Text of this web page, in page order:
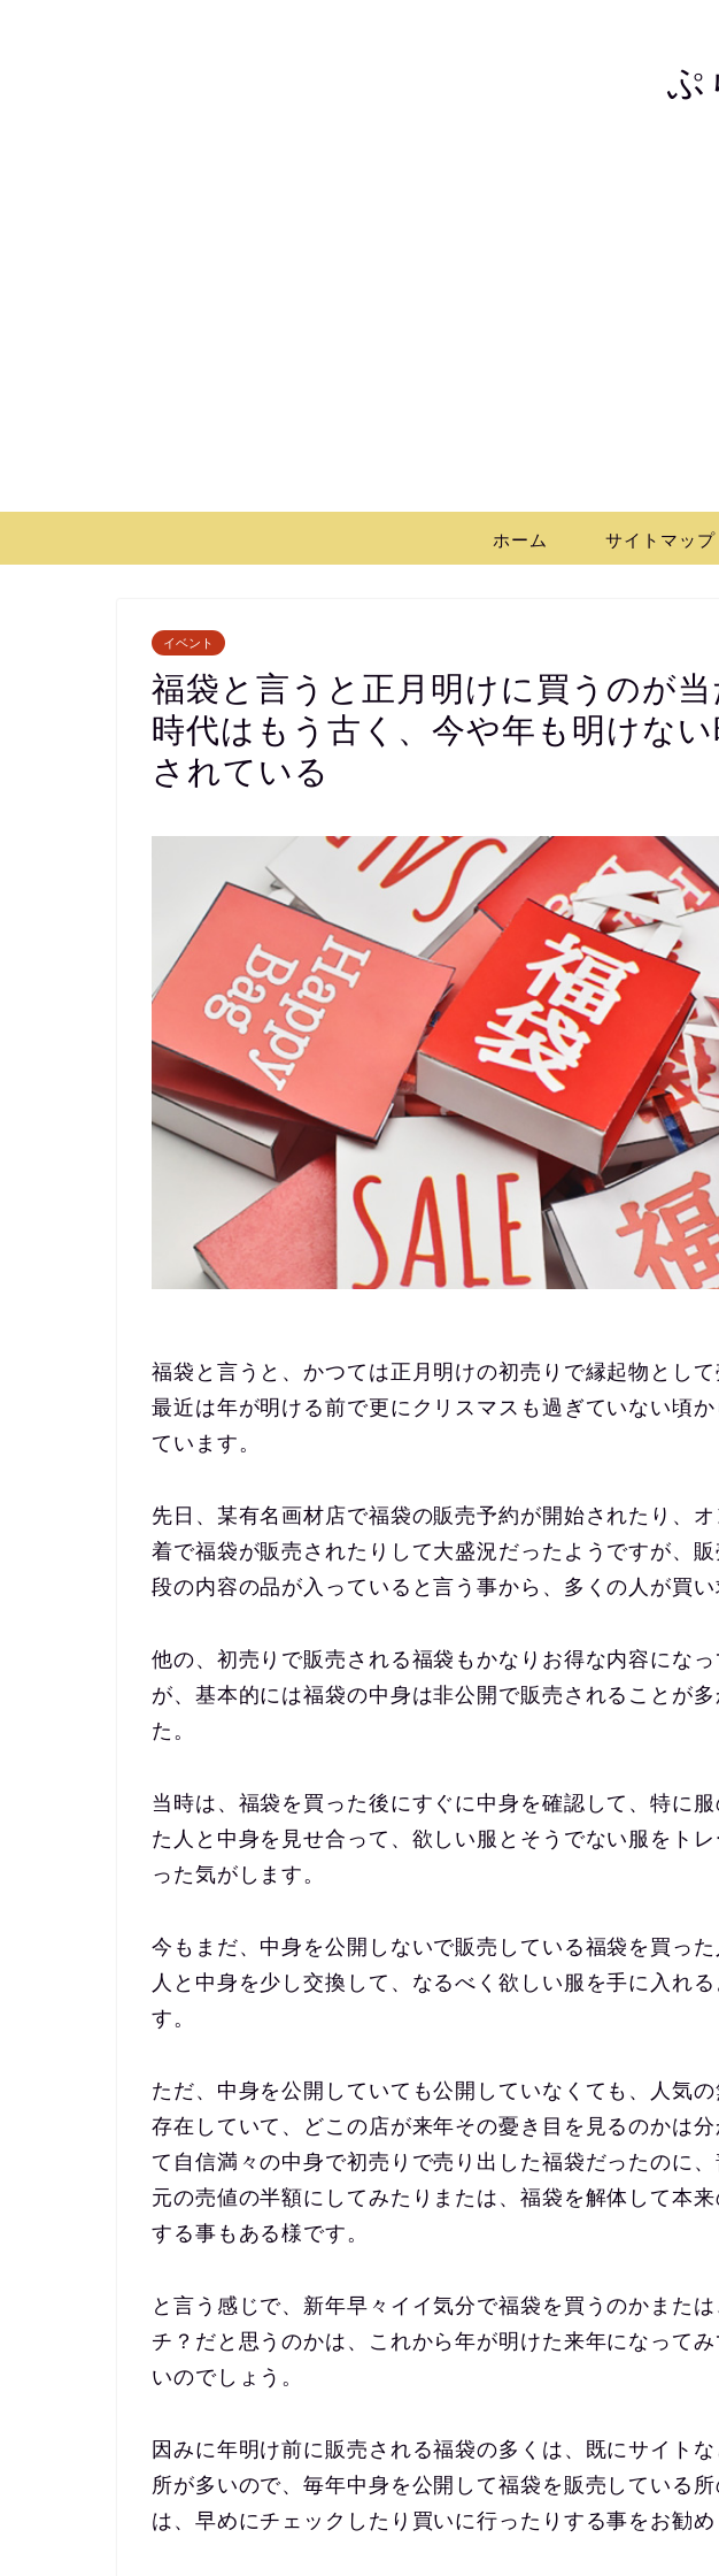
ぷ
ホーム サイトマップ
イベント
福袋と言うと正月明けに買うのが
時代はもう古く、今や年も明けな
されている
福袋と言うと、かつては正月明けの初売りで縁起物として
最近は年が明ける前で更にクリスマスも過ぎていない頃
ています。
先日、某有名画材店で福袋の販売予約が開始されたり、
着で福袋が販売されたりして大盛況だったようですが、
段の内容の品が入っていると言う事から、多くの人が買い
他の、初売りで販売される福袋もかなりお得な内容にな
が、基本的には福袋の中身は非公開で販売されることが
た。
当時は、福袋を買った後にすぐに中身を確認して、特に
た人と中身を見せ合って、欲しい服とそうでない服をト
った気がします。
今もまだ、中身を公開しないで販売している福袋を買っ
人と中身を少し交換して、なるべく欲しい服を手に入れ
す。
ただ、中身を公開していても公開していなくても、人気
存在していて、どこの店が来年その憂き目を見るのかは
て自信満々の中身で初売りで売り出した福袋だったのに
元の売値の半額にしてみたりまたは、福袋を解体して本
する事もある様です。
と言う感じで、新年早々イイ気分で福袋を買うのかまた
チ？だと思うのかは、これから年が明けた来年になって
いのでしょう。
因みに年明け前に販売される福袋の多くは、既にサイト
所が多いので、毎年中身を公開して福袋を販売している
は、早めにチェックしたり買いに行ったりする事をお勧め